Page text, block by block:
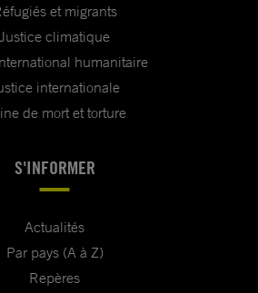
et migrants
Justice climatique
humanitaire
internationale
de mort et torture
S'INFORMER
Actualités
Par pays (A à Z)
Repères